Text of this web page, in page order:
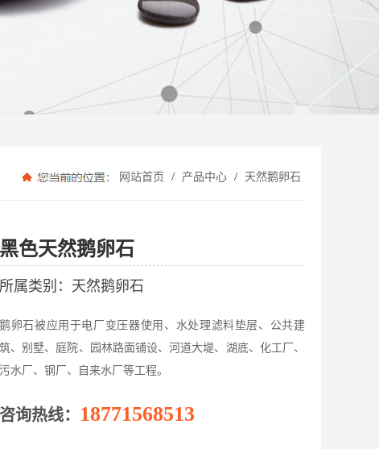
网站首页 / 产品中心 / 天然鹅卵石
黑色天然鹅卵石
所属类别：天然鹅卵石
鹅卵石被应用于电厂变压器使用、水处理滤料垫层、公共建
筑、别墅、庭院、园林路面铺设、河道大堤、湖底、化工厂、
污水厂、钢厂、自来水厂等工程。
咨询热线： 18771568513